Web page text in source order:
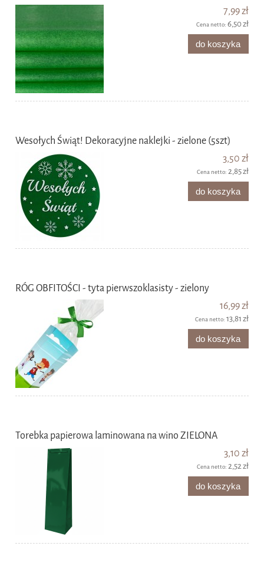
7,99 zł
Cena netto: 6,50 zł
do koszyka
Wesołych Świąt! Dekoracyjne naklejki - zielone (5szt)
3,50 zł
Cena netto: 2,85 zł
do koszyka
RÓG OBFITOŚCI - tyta pierwszoklasisty - zielony
16,99 zł
Cena netto: 13,81 zł
do koszyka
Torebka papierowa laminowana na wino ZIELONA
3,10 zł
Cena netto: 2,52 zł
do koszyka